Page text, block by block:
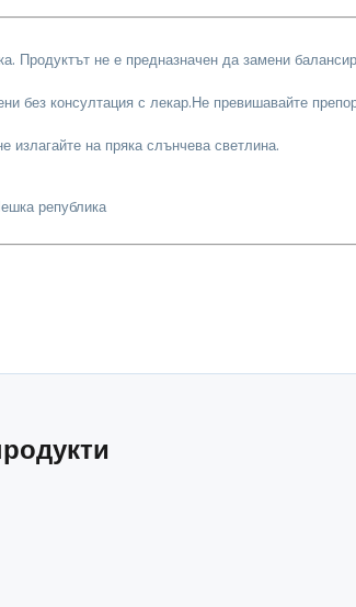
Продуктът не е предназначен да замени
без консултация с лекар.Не превишавайте
на пряка слънчева светлина.
република